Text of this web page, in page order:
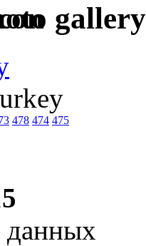
gallery
478 474 475